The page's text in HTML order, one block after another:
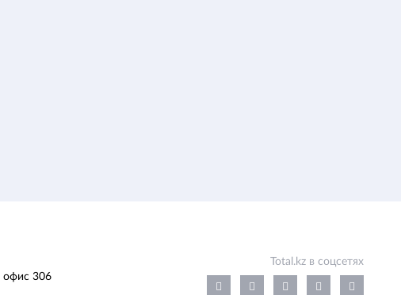
офис 306
Total.kz в соцсетях